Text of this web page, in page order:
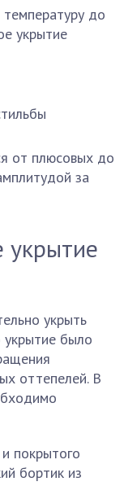
до
укрытие
от плюсовых до
за
укрытие
укрыть
укрытие было
оттепелей. В
покрытого
бортик из